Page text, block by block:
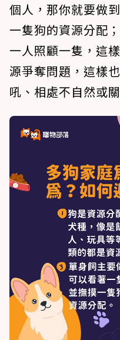
個人，那你就要做
一隻狗的資源分配
一人照顧一隻，這
源爭奪問題，這樣
吼、相處不自然或